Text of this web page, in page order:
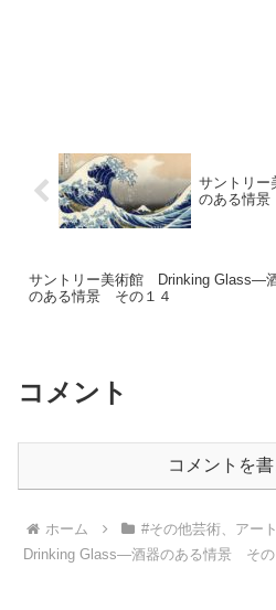
サントリ
のある情
サントリー美術館 Drinking Glass―
のある情景 その１４
コメント
コメントを
ホーム #その他芸術、アート
Drinking Glass―酒器のある情景 その